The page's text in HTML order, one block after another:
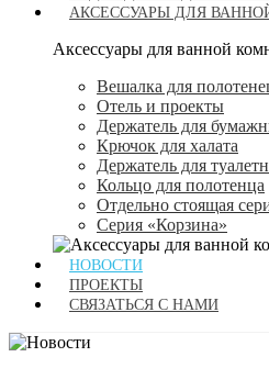
АКСЕССУАРЫ ДЛЯ
Аксессуары для ванной
Вешалка для
Отель и проекты
Держатель для
Крючок для халата
Держатель для
Кольцо для полотенца
Отдельно стоящая
Серия «Корзина»
НОВОСТИ
ПРОЕКТЫ
СВЯЗАТЬСЯ С НАМИ